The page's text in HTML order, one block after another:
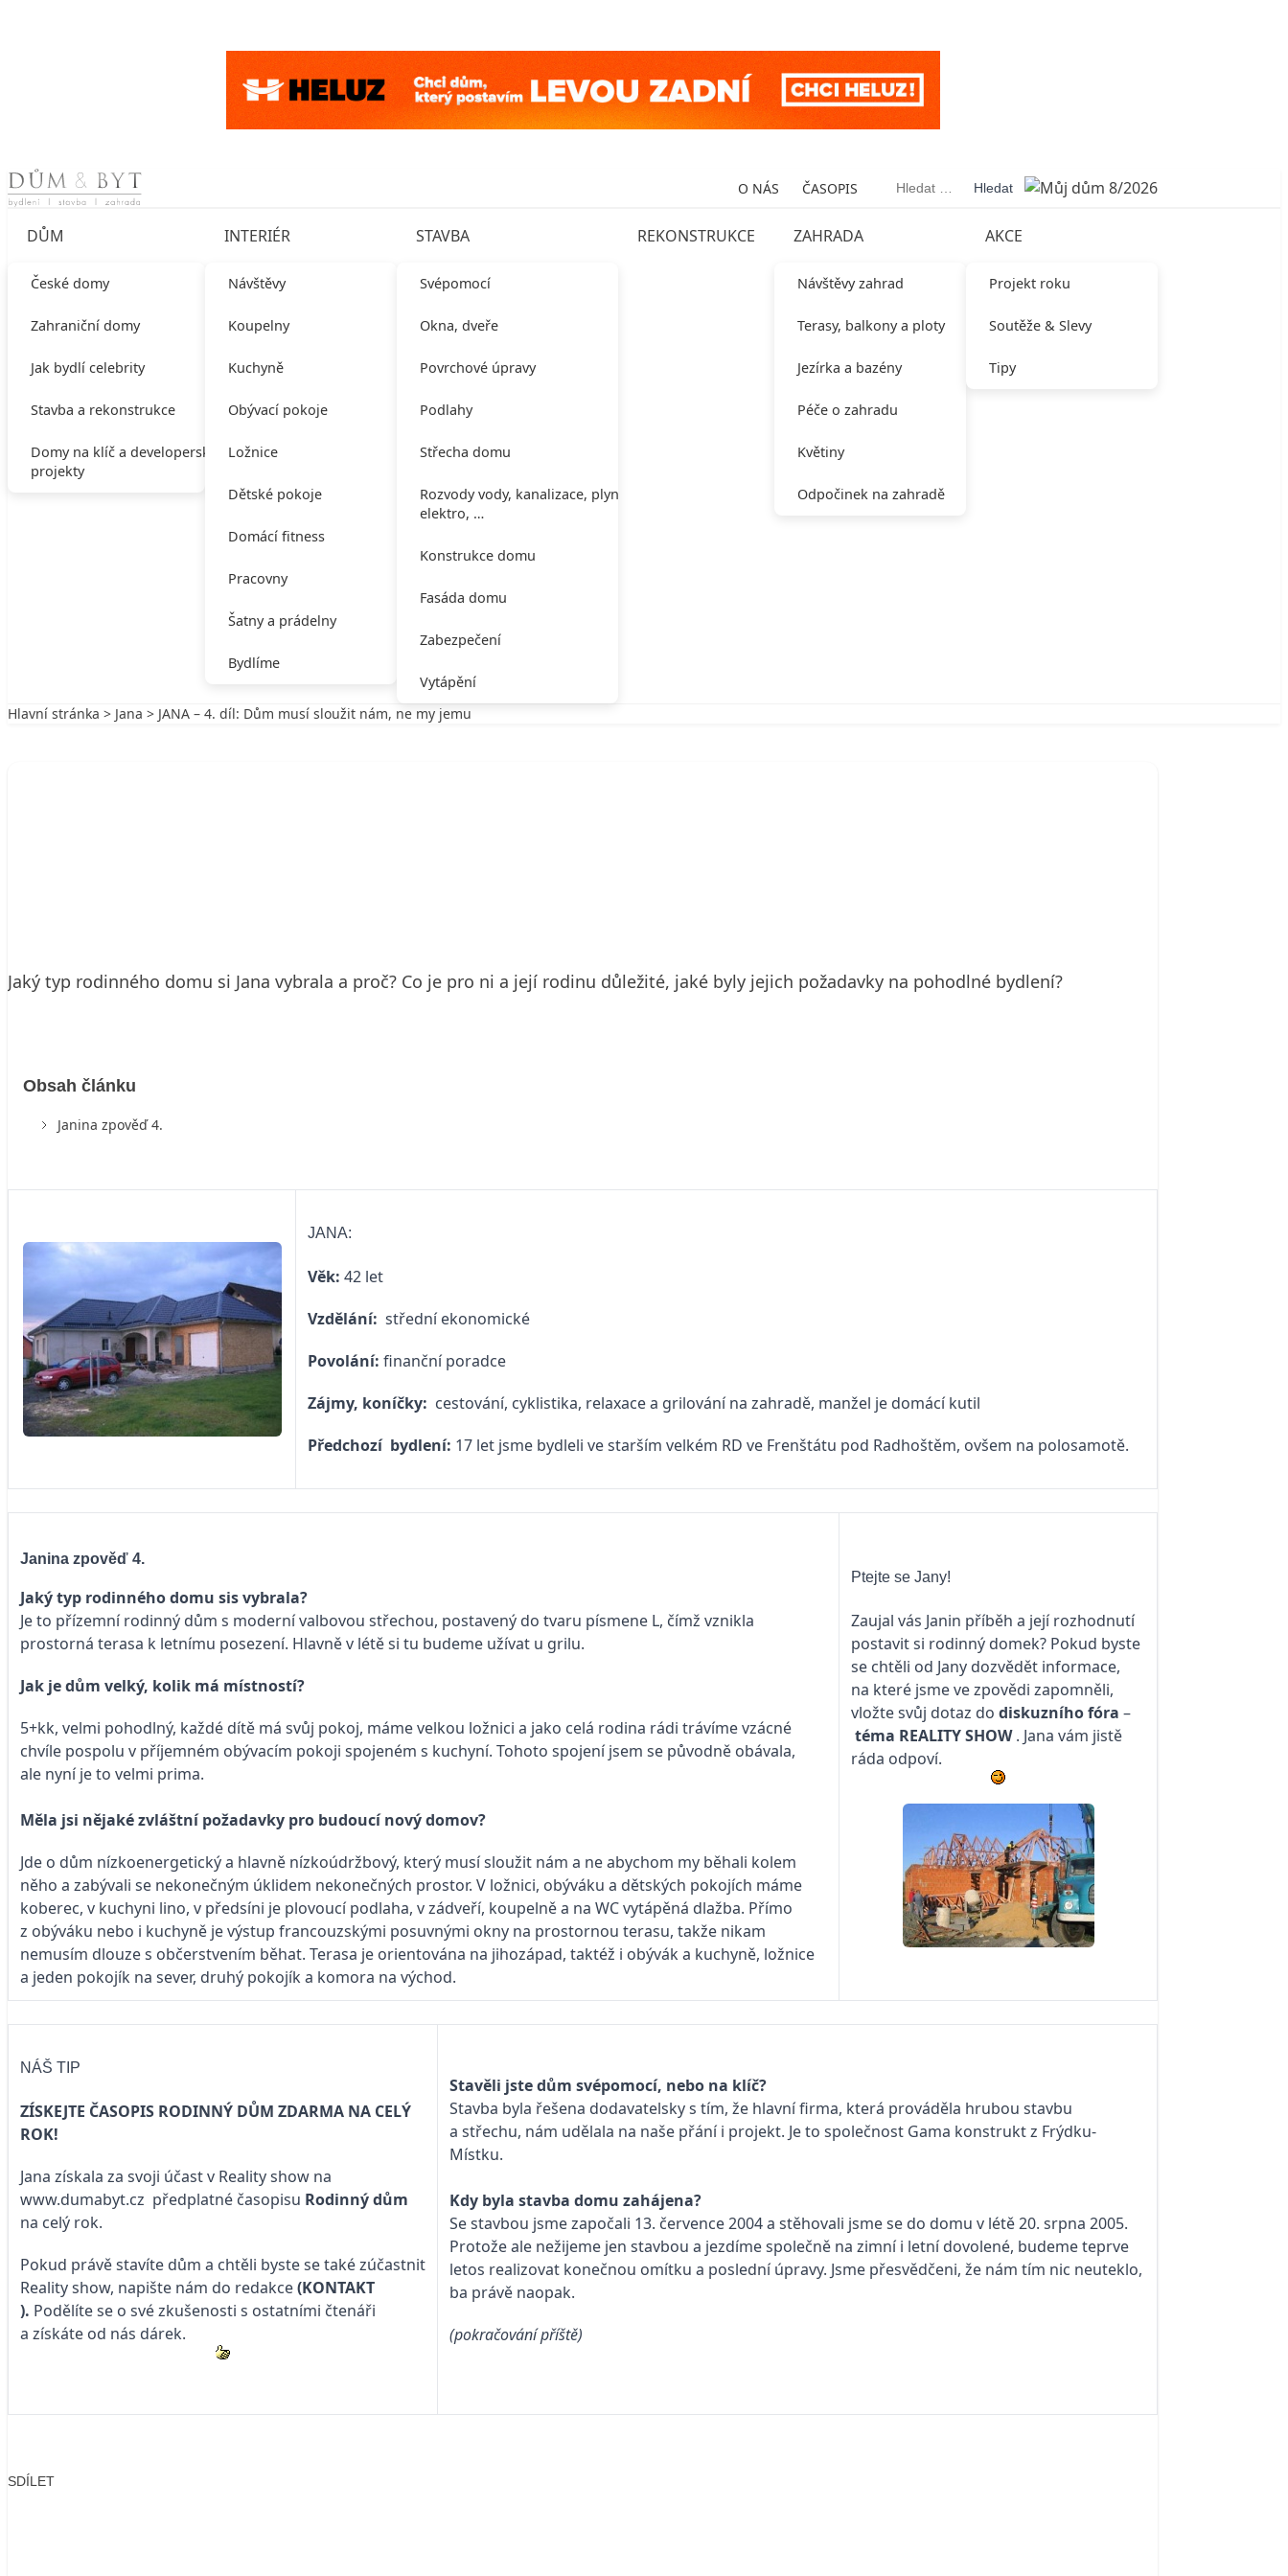
Skip to content O NÁS ČASOPIS Vyhledávání
DŮM
České domy
Zahraniční domy
Jak bydlí celebrity
Stavba a rekonstrukce
Domy na klíč a developerské
projekty
INTERIÉR
Návštěvy
Koupelny
Kuchyně
Obývací pokoje
Ložnice
Dětské pokoje
Domácí fitness
Pracovny
Šatny a prádelny
Bydlíme
STAVBA
Svépomocí
Okna, dveře
Povrchové úpravy
Podlahy
Střecha domu
Rozvody vody, kanalizace, plynu,
elektro, …
Konstrukce domu
Fasáda domu
Zabezpečení
Vytápění
REKONSTRUKCE ZAHRADA
Návštěvy zahrad
Terasy, balkony a ploty
Jezírka a bazény
Péče o zahradu
Květiny
Odpočinek na zahradě
AKCE
Projekt roku
Soutěže & Slevy
Tipy
Hlavní stránka > Jana > JANA – 4. díl: Dům musí sloužit nám, ne my jemu
Jaký typ rodinného domu si Jana vybrala a proč? Co je pro ni a její rodinu důležité, jaké byly jejich požadavky na pohodlné bydlení?
Obsah článku
Janina zpověď 4.
JANA:
Věk: 42 let
Vzdělání: střední ekonomické
Povolání: finanční poradce
Zájmy, koníčky: cestování, cyklistika, relaxace a grilování na zahradě, manžel je domácí kutil
Předchozí bydlení: 17 let jsme bydleli ve starším velkém RD ve Frenštátu pod Radhoštěm, ovšem na polosamotě.
Janina zpověď 4.
Jaký typ rodinného domu sis vybrala?
Je to přízemní rodinný dům s moderní valbovou střechou, postavený do tvaru písmene L, čímž vznikla
prostorná terasa k letnímu posezení. Hlavně v létě si tu budeme užívat u grilu.
Jak je dům velký, kolik má místností?
5+kk, velmi pohodlný, každé dítě má svůj pokoj, máme velkou ložnici a jako celá rodina rádi trávíme vzácné
chvíle pospolu v příjemném obývacím pokoji spojeném s kuchyní. Tohoto spojení jsem se původně obávala,
ale nyní je to velmi prima.
Měla jsi nějaké zvláštní požadavky pro budoucí nový domov?
Jde o dům nízkoenergetický a hlavně nízkoúdržbový, který musí sloužit nám a ne abychom my běhali kolem
něho a zabývali se nekonečným úklidem nekonečných prostor. V ložnici, obýváku a dětských pokojích máme
koberec, v kuchyni lino, v předsíni je plovoucí podlaha, v zádveří, koupelně a na WC vytápěná dlažba. Přímo
z obýváku nebo i kuchyně je výstup francouzskými posuvnými okny na prostornou terasu, takže nikam
nemusím dlouze s občerstvením běhat. Terasa je orientována na jihozápad, taktéž i obývák a kuchyně, ložnice
a jeden pokojík na sever, druhý pokojík a komora na východ.
Ptejte se Jany!
Zaujal vás Janin příběh a její rozhodnutí
postavit si rodinný domek? Pokud byste
se chtěli od Jany dozvědět informace,
na které jsme ve zpovědi zapomněli,
vložte svůj dotaz do diskuzního fóra –
téma REALITY SHOW. Jana vám jistě
ráda odpoví.
NÁŠ TIP
ZÍSKEJTE ČASOPIS RODINNÝ DŮM ZDARMA NA CELÝ
ROK!
Jana získala za svoji účast v Reality show na
www.dumabyt.cz předplatné časopisu Rodinný dům
na celý rok.
Pokud právě stavíte dům a chtěli byste se také zúčastnit
Reality show, napište nám do redakce(KONTAKT
). Podělíte se o své zkušenosti s ostatními čtenáři
a získáte od nás dárek.
Stavěli jste dům svépomocí, nebo na klíč?
Stavba byla řešena dodavatelsky s tím, že hlavní firma, která prováděla hrubou stavbu
a střechu, nám udělala na naše přání i projekt. Je to společnost Gama konstrukt z Frýdku-
Místku.
Kdy byla stavba domu zahájena?
Se stavbou jsme započali 13. července 2004 a stěhovali jsme se do domu v létě 20. srpna 2005.
Protože ale nežijeme jen stavbou a jezdíme společně na zimní i letní dovolené, budeme teprve
letos realizovat konečnou omítku a poslední úpravy. Jsme přesvědčeni, že nám tím nic neuteklo,
ba právě naopak.
(pokračování příště)
SDÍLET